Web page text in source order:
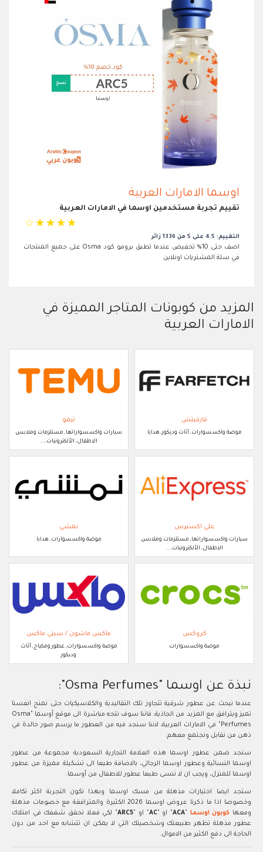
اوسما الامارات العربية
تقييم تجربة مستخدمين اوسما في الامارات العربية
☆ ☆ ☆ ☆ ☆
التقييم: 4.5 على 5 من 1336 زائر
اضف حتى 10% تخفيض عندما تطبق برومو كود Osma على جميع المنتجات
في سلة المشتريات اونلاين
المزيد من كوبونات المتاجر المميزة في
الامارات العربية
فارفيتش
موضة واكسسوارات, أثاث وديكور, هدايا
تيمو
سيارات واكسسواراتها, مستلزمات وملابس
الاطفال, الألكترونيات, ..
علي اكسبرس
سيارات واكسسواراتها, مستلزمات وملابس
الاطفال, الألكترونيات, ..
نمشي
موضة واكسسوارات, هدايا
كروكس
موضة واكسسوارات
ماكس فاشون / سيتي ماكس
موضة واكسسوارات, عطور ومكياج, أثاث
وديكور
نبذة عن اوسما "Osma Perfumes":
عندما نبحث عن عطور شرقية تتجاوز تلك التقاليدية والكلاسيكيات حتى نمنح انفسنا
تميز ويترافق مع المزيد من الجاذية، فاننا سوف نتجه مباشرة الى موقع أوسما "Osma
Perfumes" في الامارات العربية، لاننا سنجد فيه من العطور ما يرسم صور خالدة في
ذهن من نقابل ونجتمع معهم.
سنجد ضمن عطور اوسما هذه العلامة التجارية السعودية مجموعة من عطور
اوسما النسائية وعطور اوسما الرجالي، بالاضافة طبعا الى تشكيلة مميزة من عطور
اوسما للمنزل، ويجب ان لا ننسى طبعا عطور للاطفال من أوسما.
ستجد ايضا اختيارات مذهلة من مسك اوسما وبهذا تكون التجربة اكثر تكاملا
وخصوصا اذا ما ذكرنا عروض اوسما 2026 الكثيرة والمترافقة مع خصومات مذهلة
ومعها كوبون اوسما "
ACA" او "AC" او "ARC5" لكي فعلا تحقق شغفك في امتلاك
عطور مذهلة تظهر طبيعتك وشخصيتك التي لا يمكن ان تتشابه مع احد من دون
الحاجة الى دفع الكثير من الاموال.